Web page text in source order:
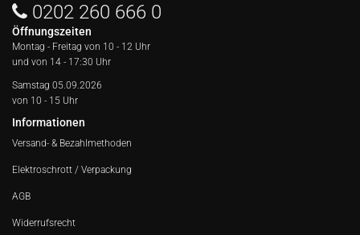
0202 260 666 0
Öffnungszeiten
Montag - Freitag von 10 - 12 Uhr
und von 14 - 17:30 Uhr
Samstag 05.09.2026
von 10 - 15 Uhr
Informationen
Versand- & Bezahlmethoden
Elektroschrott / Verpackung
AGB
Widerrufsrecht